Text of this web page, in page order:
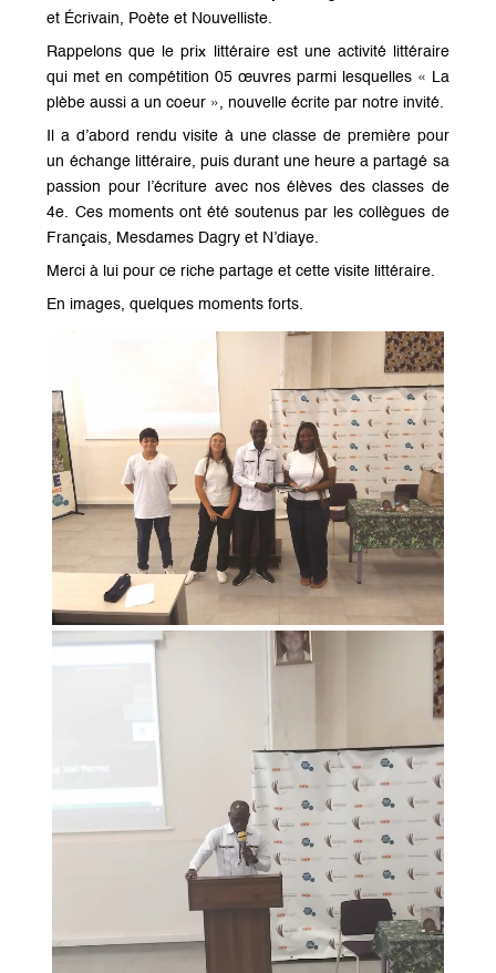
et Écrivain, Poète et Nouvelliste.
Rappelons que le prix littéraire est une activité littéraire
qui met en compétition 05 œuvres parmi lesquelles « La
plèbe aussi a un coeur », nouvelle écrite par notre invité.
Il a d’abord rendu visite à une classe de première pour
un échange littéraire, puis durant une heure a partagé sa
passion pour l’écriture avec nos élèves des classes de
4e. Ces moments ont été soutenus par les collègues de
Français, Mesdames Dagry et N’diaye.
Merci à lui pour ce riche partage et cette visite littéraire.
En images, quelques moments forts.